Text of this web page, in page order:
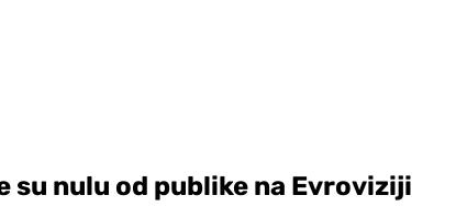
su nulu od publike na Evroviziji